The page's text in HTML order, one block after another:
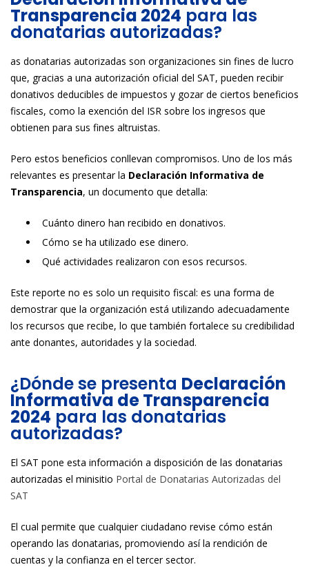
Transparencia 2024 para las
donatarias autorizadas?
as donatarias autorizadas son organizaciones sin fines de lucro
que, gracias a una autorización oficial del SAT, pueden recibir
donativos deducibles de impuestos y gozar de ciertos beneficios
fiscales, como la exención del ISR sobre los ingresos que
obtienen para sus fines altruistas.
Pero estos beneficios conllevan compromisos. Uno de los más
relevantes es presentar la Declaración Informativa de
Transparencia, un documento que detalla:
Cuánto dinero han recibido en donativos.
Cómo se ha utilizado ese dinero.
Qué actividades realizaron con esos recursos.
Este reporte no es solo un requisito fiscal: es una forma de
demostrar que la organización está utilizando adecuadamente
los recursos que recibe, lo que también fortalece su credibilidad
ante donantes, autoridades y la sociedad.
¿Dónde se presenta Declaración
Informativa de Transparencia
2024 para las donatarias
autorizadas?
El SAT pone esta información a disposición de las donatarias
autorizadas el minisitio Portal de Donatarias Autorizadas del
SAT
El cual permite que cualquier ciudadano revise cómo están
operando las donatarias, promoviendo así la rendición de
cuentas y la confianza en el tercer sector.